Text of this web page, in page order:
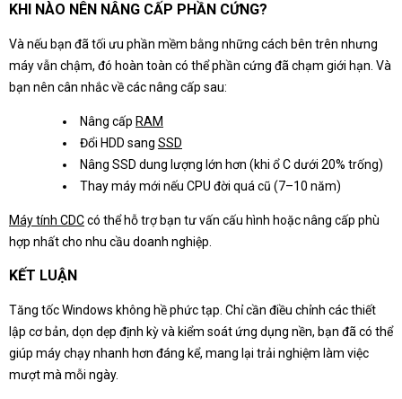
KHI NÀO NÊN NÂNG CẤP PHẦN CỨNG?
Và nếu bạn đã tối ưu phần mềm bằng những cách bên trên nhưng
máy vẫn chậm, đó hoàn toàn có thể phần cứng đã chạm giới hạn. Và
bạn nên cân nhắc về các nâng cấp sau:
Nâng cấp RAM
Đổi HDD sang SSD
Nâng SSD dung lượng lớn hơn (khi ổ C dưới 20% trống)
Thay máy mới nếu CPU đời quá cũ (7–10 năm)
Máy tính CDCcó thể hỗ trợ bạn tư vấn cấu hình hoặc nâng cấp phù
hợp nhất cho nhu cầu doanh nghiệp.
KẾT LUẬN
Tăng tốc Windows không hề phức tạp. Chỉ cần điều chỉnh các thiết
lập cơ bản, dọn dẹp định kỳ và kiểm soát ứng dụng nền, bạn đã có thể
giúp máy chạy nhanh hơn đáng kể, mang lại trải nghiệm làm việc
mượt mà mỗi ngày.